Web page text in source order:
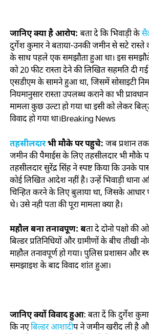
जानिए क्या है आरोप: बता दे कि भिवाड़ी के
दुर्गेश कुमार ने बताया-उनकी जमीन से सटे रास्ते
के साथ पहले एक समझौता हुआ था। इस समझौते
को 20 फीट रास्ता देने की लिखित सहमति दी
एसडीएम के सामने हुआ था, जिसमें सोसाइटी
नियमानुसार रास्ता उपलब्ध कराने का भी
मामला कुछ उल्टा हो गया था इसी को लेकर​
विवाद हो गया था।Breaking News
तहसीलदारभी मौके पर पहुचे: जब प्रशान तक
जमीन की पैमाईस के लिए तहसीलदार भी मौके
तहसीलदार सुरेंद्र सिंह ने स्पष्ट किया कि उनके
कोई लिखित आदेश नहीं है। उन्हें भिवाड़ी थाना
चिन्हित करने के लिए बुलाया था, जिसके
थे। उसे नही पता की पूरा मामला क्या है।
महौल बना तनावपूण: बता दे दोनो पक्षो की
बिल्डर प्रतिनिधियों और ग्रामीणों के बीच
माहौल तनावपूर्ण हो गया। पुलिस प्रशासन और
समझाइश के बाद विवाद शांत हुआ।
जानिए क्यों विवाद हुआ: बता दें कि दुर्गेश
कि नएबिल्डर आशादीप ने जमीन खरीद ली है